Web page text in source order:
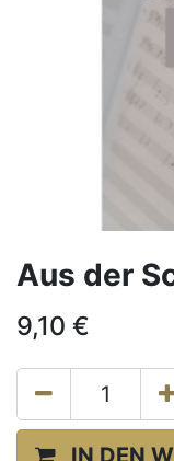
Aus der
9,10 €
IN DEN